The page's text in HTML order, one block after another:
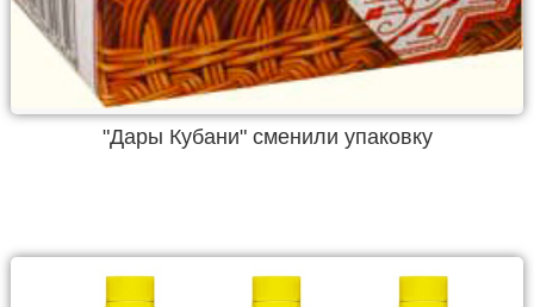
"Дары Кубани" сменили упаковку